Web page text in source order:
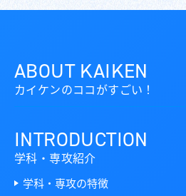
ABOUT KAIKEN
カイケンのココがすごい！
INTRODUCTION
学科・専攻紹介
学科・専攻の特徴